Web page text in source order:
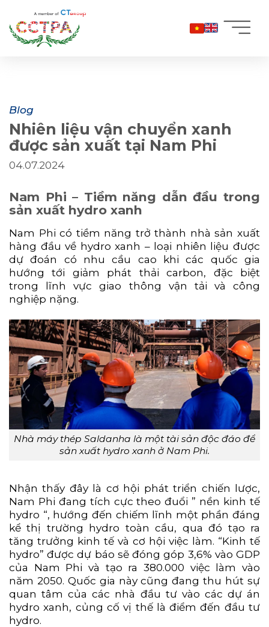
qua
nội
dung
Blog
Nhiên liệu vận chuyển xanh
được sản xuất tại Nam Phi
04.07.2024
Nam Phi – Tiềm năng dẫn đầu trong
sản xuất hydro xanh
Nam Phi có tiềm năng trở thành nhà sản xuất
hàng đầu về hydro xanh – loại nhiên liệu được
dự đoán có nhu cầu cao khi các quốc gia
hướng tới giảm phát thải carbon, đặc biệt
trong lĩnh vực giao thông vận tải và công
nghiệp nặng.
Nhà máy thép Saldanha là một tài sản độc đáo để
sản xuất hydro xanh ở Nam Phi.
Nhận thấy đây là cơ hội phát triển chiến lược,
Nam Phi đang tích cực theo đuổi ” nền kinh tế
hydro “, hướng đến chiếm lĩnh một phần đáng
kể thị trường hydro toàn cầu, qua đó tạo ra
tăng trưởng kinh tế và cơ hội việc làm. “Kinh tế
hydro” được dự báo sẽ đóng góp 3,6% vào GDP
của Nam Phi và tạo ra 380.000 việc làm vào
năm 2050. Quốc gia này cũng đang thu hút sự
quan tâm của các nhà đầu tư vào các dự án
hydro xanh, củng cố vị thế là điểm đến đầu tư
hydro.